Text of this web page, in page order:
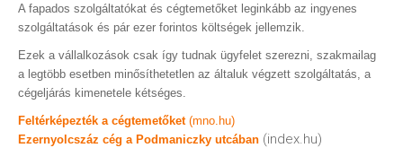
A fapados szolgáltatókat és cégtemetőket leginkább az ingyenes
szolgáltatások és pár ezer forintos költségek jellemzik.
Ezek a vállalkozások csak így tudnak ügyfelet szerezni, szakmailag
a legtöbb esetben minősíthetetlen az általuk végzett szolgáltatás, a
cégeljárás kimenetele kétséges.
Feltérképezték a cégtemetőket (mno.hu)
Ezernyolcszáz cég a Podmaniczky utcában (index.hu)